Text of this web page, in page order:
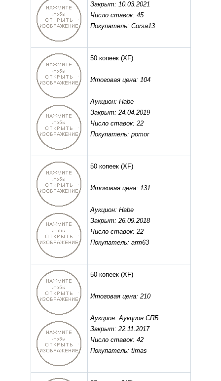
Закрыт: 10.03.2021
Число ставок: 45
Покупатель: Corsa13
50 копеек (XF)
Итоговая цена: 104
Аукцион: Habe
Закрыт: 24.04.2019
Число ставок: 22
Покупатель: pomor
50 копеек (XF)
Итоговая цена: 131
Аукцион: Habe
Закрыт: 26.09.2018
Число ставок: 22
Покупатель: arm63
50 копеек (XF)
Итоговая цена: 210
Аукцион: Аукцион СПБ
Закрыт: 22.11.2017
Число ставок: 42
Покупатель: timas